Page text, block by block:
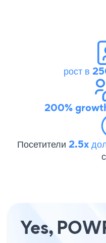
рост в
200%
Посетители 2.5x
Yes,